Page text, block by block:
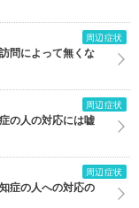
周辺症状
問によって無くな
周辺症状
の人の対応には嘘
周辺症状
症の人への対応の